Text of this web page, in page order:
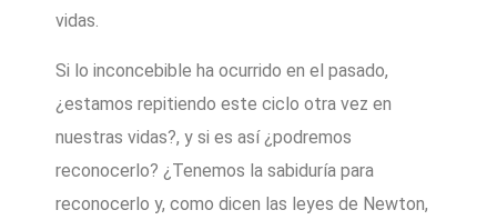
vidas.
Si lo inconcebible ha ocurrido en el pasado,
¿estamos repitiendo este ciclo otra vez en
nuestras vidas?, y si es así ¿podremos
reconocerlo? ¿Tenemos la sabiduría para
reconocerlo y, como dicen las leyes de Newton,